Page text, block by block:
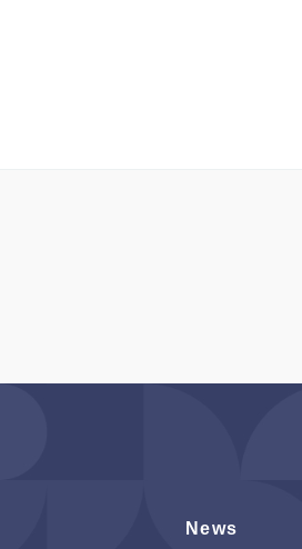
News